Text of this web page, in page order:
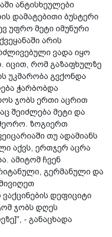
ანტისხეულები
დამატებითი ბუსტერი
უფრო მეტი იმუნური
არის
ვადა იყო
იცით, რომ გაზაფხულზე
უკმარობა გვქონდა
ჭარბობდა
ჯობს ერთი აცრით
შეიძლება მეტი და
ზოგიერთ
თუ ადამიანს
აქვს, ერთჯერ აცრა
ამიტომ ჩვენ
გერმანული და
დეფიციტი
ჯობს დღეს
- განაცხადა